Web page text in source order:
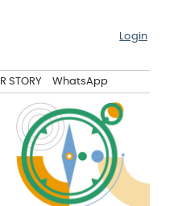
Login
STORY WhatsApp